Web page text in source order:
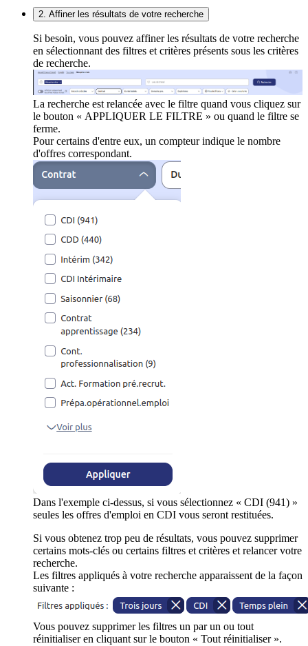
2. Affiner les résultats de votre recherche
Si besoin, vous pouvez affiner les résultats de votre recherche
en sélectionnant des filtres et critères présents sous les critères
de recherche.
La recherche est relancée avec le filtre quand vous cliquez sur
le bouton « APPLIQUER LE FILTRE » ou quand le filtre se
ferme.
Pour certains d'entre eux, un compteur indique le nombre
d'offres correspondant.
Dans l'exemple ci-dessus, si vous sélectionnez « CDI (941) »
seules les offres d'emploi en CDI vous seront restituées.
Si vous obtenez trop peu de résultats, vous pouvez supprimer
certains mots-clés ou certains filtres et critères et relancer votre
recherche.
Les filtres appliqués à votre recherche apparaissent de la façon
suivante :
Vous pouvez supprimer les filtres un par un ou tout
réinitialiser en cliquant sur le bouton « Tout réinitialiser ».